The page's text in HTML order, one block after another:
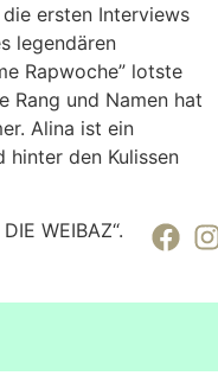
ersten Interviews
legendären
Rapwoche” lotste
Rang und Namen hat
Alina ist ein
hinter den Kulissen
WEIBAZ“.